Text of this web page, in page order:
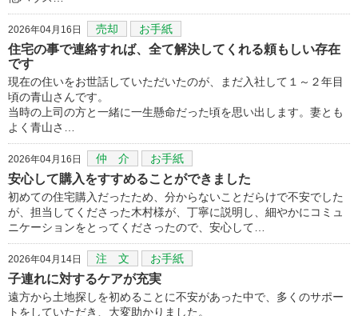
2026年04月16日 売却 お手紙
住宅の事で連絡すれば、全て解決してくれる頼もしい存在
です
現在の住いをお世話していただいたのが、まだ入社して１～２年目
頃の青山さんです。
当時の上司の方と一緒に一生懸命だった頃を思い出します。妻とも
よく青山さ…
2026年04月16日 仲 介 お手紙
安心して購入をすすめることができました
初めての住宅購入だったため、分からないことだらけで不安でした
が、担当してくださった木村様が、丁寧に説明し、細やかにコミュ
ニケーションをとってくださったので、安心して…
2026年04月14日 注 文 お手紙
子連れに対するケアが充実
遠方から土地探しを初めることに不安があった中で、多くのサポー
トをしていただき、大変助かりました。